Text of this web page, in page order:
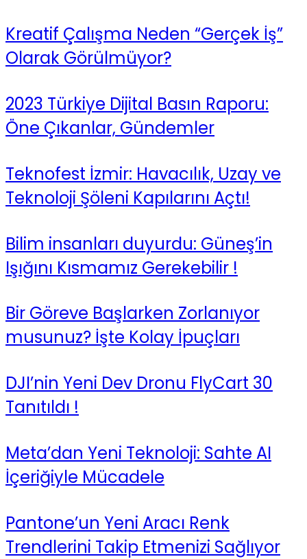
Kreatif Çalışma Neden “Gerçek İş”
Olarak Görülmüyor?
2023 Türkiye Dijital Basın Raporu:
Öne Çıkanlar, Gündemler
Teknofest İzmir: Havacılık, Uzay ve
Teknoloji Şöleni Kapılarını Açtı!
Bilim insanları duyurdu: Güneş’in
Işığını Kısmamız Gerekebilir !
Bir Göreve Başlarken Zorlanıyor
musunuz? İşte Kolay İpuçları
DJI’nin Yeni Dev Dronu FlyCart 30
Tanıtıldı !
Meta’dan Yeni Teknoloji: Sahte AI
İçeriğiyle Mücadele
Pantone’un Yeni Aracı Renk
Trendlerini Takip Etmenizi Sağlıyor